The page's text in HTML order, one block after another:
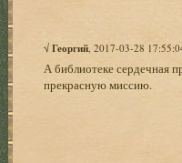
√Георгий , 2017-03-28
А библиотеке сердечная
прекрасную миссию.